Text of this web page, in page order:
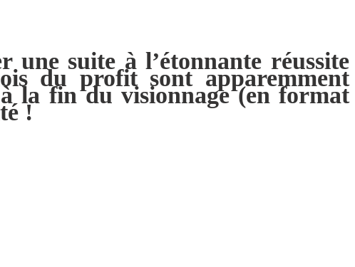
une suite à l’étonnante réussite
du profit sont apparemment
la fin du visionnage (en format
!